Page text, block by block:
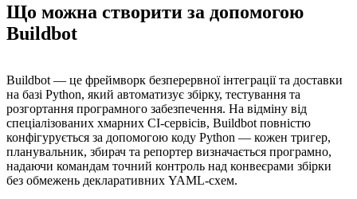
Що можна створити за допомогою
Buildbot
Buildbot — це фреймворк безперервної інтеграції та доставки
на базі Python, який автоматизує збірку, тестування та
розгортання програмного забезпечення. На відміну від
спеціалізованих хмарних CI-сервісів, Buildbot повністю
конфігурується за допомогою коду Python — кожен тригер,
планувальник, збирач та репортер визначається програмно,
надаючи командам точний контроль над конвеєрами збірки
без обмежень декларативних YAML-схем.